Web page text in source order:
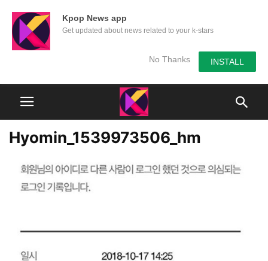
Kpop News app
Get updated about news related to your k-stars
No Thanks INSTALL
Hyomin_1539973506_hm